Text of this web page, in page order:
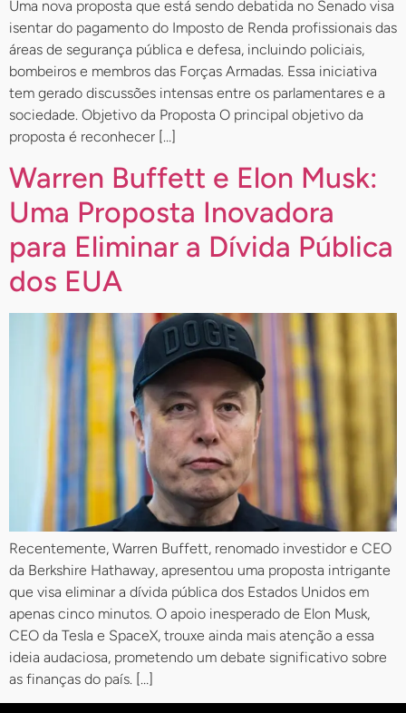
Uma nova proposta que está sendo debatida no Senado visa
isentar do pagamento do Imposto de Renda profissionais das
áreas de segurança pública e defesa, incluindo policiais,
bombeiros e membros das Forças Armadas. Essa iniciativa
tem gerado discussões intensas entre os parlamentares e a
sociedade. Objetivo da Proposta O principal objetivo da
proposta é reconhecer […]
Warren Buffett e Elon Musk:
Uma Proposta Inovadora
para Eliminar a Dívida Pública
dos EUA
Recentemente, Warren Buffett, renomado investidor e CEO
da Berkshire Hathaway, apresentou uma proposta intrigante
que visa eliminar a dívida pública dos Estados Unidos em
apenas cinco minutos. O apoio inesperado de Elon Musk,
CEO da Tesla e SpaceX, trouxe ainda mais atenção a essa
ideia audaciosa, prometendo um debate significativo sobre
as finanças do país. […]